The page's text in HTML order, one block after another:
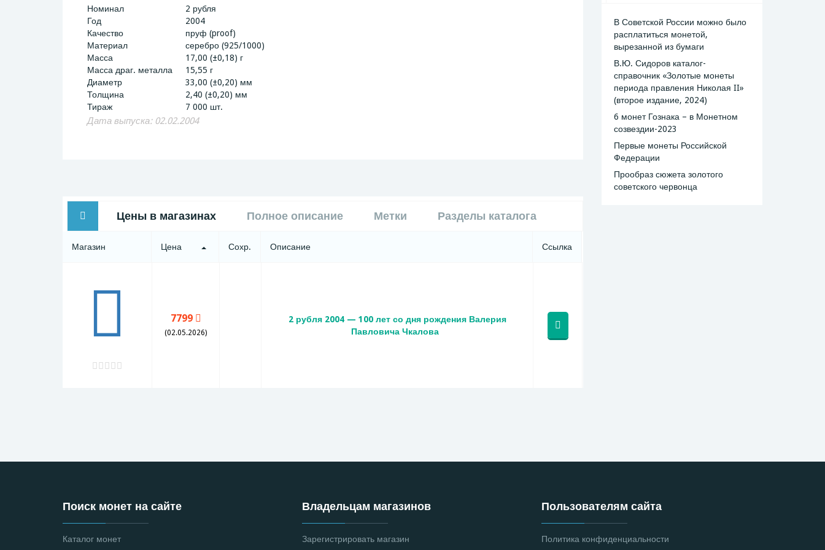
Номинал
2 рубля
Год
2004
Качество
пруф (proof)
Материал
серебро (925/1000)
Масса
17,00 (±0,18) г
Масса драг. металла
15,55 г
Диаметр
33,00 (±0,20) мм
Толщина
2,40 (±0,20) мм
Тираж
7 000 шт.
Дата выпуска: 02.02.2004
Цены в магазинах Полное описание Метки Разделы каталога
Магазин Цена Сохр. Описание Ссылка
7799
(02.05.2026)
2 рубля 2004 — 100 лет со дня рождения Валерия
Павловича Чкалова
В Советской России можно было
расплатиться монетой,
вырезанной из бумаги
В.Ю. Сидоров каталог-
справочник «Золотые монеты
периода правления Николая II»
(второе издание, 2024)
6 монет Гознака – в Монетном
созвездии-2023
Первые монеты Российской
Федерации
Прообраз сюжета золотого
советского червонца
Поиск монет на сайте
Каталог монет
Владельцам магазинов
Зарегистрировать магазин
Пользователям сайта
Политика конфиденциальности